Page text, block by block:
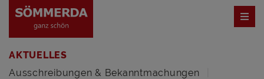
AKTUELLES
Ausschreibungen & Bekanntmachungen